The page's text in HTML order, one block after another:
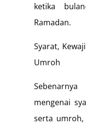
ketika
Ramadan.
Syarat,
Umroh
mengenai
serta